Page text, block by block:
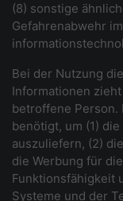
(8) sonstige
Gefahrenabwehr
Bei der Nutzung
Informationen
betroffene Person.
benötigt, um (1)
auszuliefern, (2)
die Werbung für
Funktionsfähigkeit
Systeme und der